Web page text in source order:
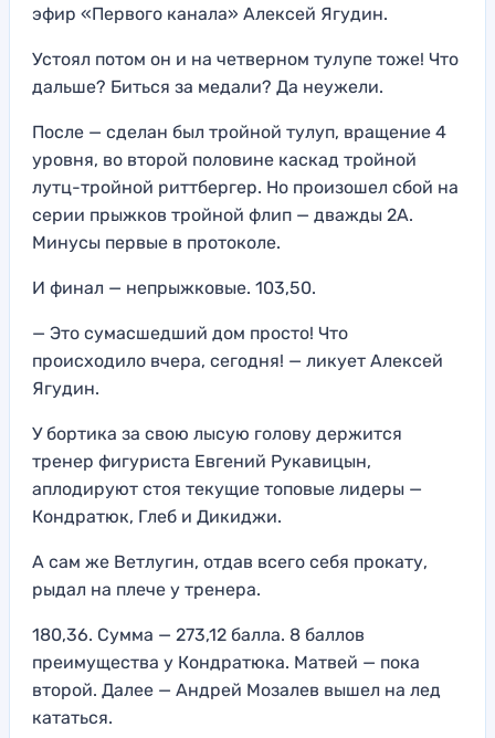
эфир «Первого канала» Алексей Ягудин.
Устоял потом он и на четверном тулупе тоже! Что
дальше? Биться за медали? Да неужели.
После — сделан был тройной тулуп, вращение 4
уровня, во второй половине каскад тройной
лутц-тройной риттбергер. Но произошел сбой на
серии прыжков тройной флип — дважды 2А.
Минусы первые в протоколе.
И финал — непрыжковые. 103,50.
— Это сумасшедший дом просто! Что
происходило вчера, сегодня! — ликует Алексей
Ягудин.
У бортика за свою лысую голову держится
тренер фигуриста Евгений Рукавицын,
аплодируют стоя текущие топовые лидеры —
Кондратюк, Глеб и Дикиджи.
А сам же Ветлугин, отдав всего себя прокату,
рыдал на плече у тренера.
180,36. Сумма — 273,12 балла. 8 баллов
преимущества у Кондратюка. Матвей — пока
второй. Далее — Андрей Мозалев вышел на лед
кататься.